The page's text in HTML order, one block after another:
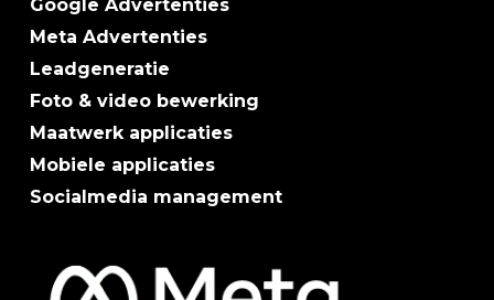
Google Advertenties
Meta Advertenties
Leadgeneratie
Foto & video bewerking
Maatwerk applicaties
Mobiele applicaties
Socialmedia management